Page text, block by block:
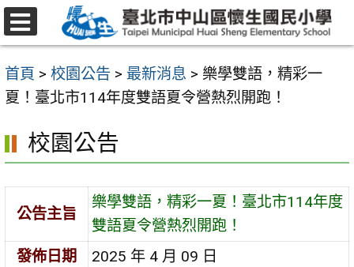
跳
至
要
內
區
首頁 > 校園公告 > 最新消息 > 樂學雙語，精彩一
夏！臺北市114年度雙語夏令營熱烈開跑！
校園公告
公告主旨
樂學雙語，精彩一夏！臺北市114年度
雙語夏令營熱烈開跑！
發佈日期
2025 年 4 月 09 日
選
單